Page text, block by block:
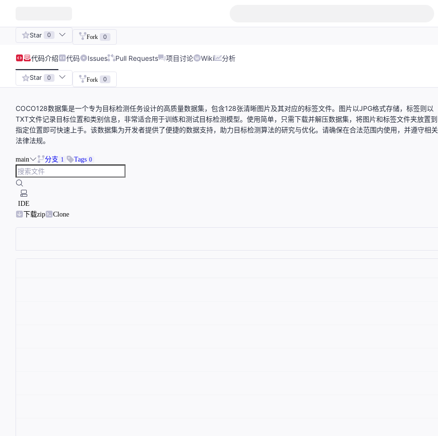
Star 0 Fork 0
代码介绍 代码 Issues Pull Requests 项目讨论 Wiki 分析
Star 0 Fork 0
COCO128数据集是一个专为目标检测任务设计的高质量数据集，包含128张清晰图片及其对应的标签文件。图片以JPG格式存储，标签则以
TXT文件记录目标位置和类别信息，非常适合用于训练和测试目标检测模型。使用简单，只需下载并解压数据集，将图片和标签文件夹放置到
指定位置即可快速上手。该数据集为开发者提供了便捷的数据支持，助力目标检测算法的研究与优化。请确保在合法范围内使用，并遵守相关
法律法规。
main 分支 1 Tags 0
IDE
下载zip
Clone